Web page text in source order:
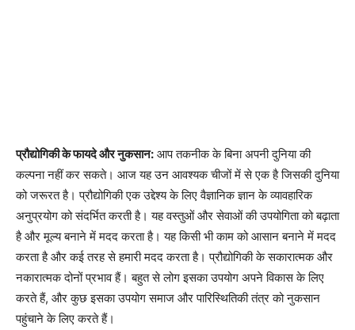
प्रौद्योगिकी के फायदे और नुकसान: आप तकनीक के बिना अपनी दुनिया की
कल्पना नहीं कर सकते। आज यह उन आवश्यक चीजों में से एक है जिसकी दुनिया
को जरूरत है। प्रौद्योगिकी एक उद्देश्य के लिए वैज्ञानिक ज्ञान के व्यावहारिक
अनुप्रयोग को संदर्भित करती है। यह वस्तुओं और सेवाओं की उपयोगिता को बढ़ाता
है और मूल्य बनाने में मदद करता है। यह किसी भी काम को आसान बनाने में मदद
करता है और कई तरह से हमारी मदद करता है। प्रौद्योगिकी के सकारात्मक और
नकारात्मक दोनों प्रभाव हैं। बहुत से लोग इसका उपयोग अपने विकास के लिए
करते हैं, और कुछ इसका उपयोग समाज और पारिस्थितिकी तंत्र को नुकसान
पहुंचाने के लिए करते हैं।